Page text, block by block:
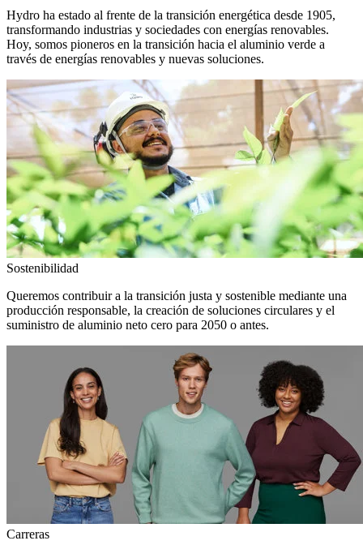
Hydro ha estado al frente de la transición energética desde 1905,
transformando industrias y sociedades con energías renovables.
Hoy, somos pioneros en la transición hacia el aluminio verde a
través de energías renovables y nuevas soluciones.
Sostenibilidad
Queremos contribuir a la transición justa y sostenible mediante una
producción responsable, la creación de soluciones circulares y el
suministro de aluminio neto cero para 2050 o antes.
Carreras